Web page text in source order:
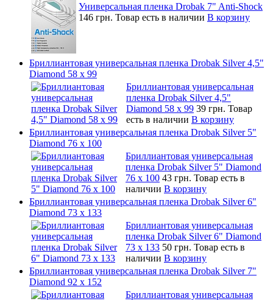
Универсальная пленка Drobak 7" Anti-Shock
146 грн. Товар есть в наличии В корзину
Бриллиантовая универсальная пленка Drobak Silver 4,5"
Diamond 58 х 99
Бриллиантовая универсальная
пленка Drobak Silver 4,5"
Diamond 58 х 99 39 грн. Товар
есть в наличии В корзину
Бриллиантовая универсальная пленка Drobak Silver 5"
Diamond 76 х 100
Бриллиантовая универсальная
пленка Drobak Silver 5" Diamond
76 х 100 43 грн. Товар есть в
наличии В корзину
Бриллиантовая универсальная пленка Drobak Silver 6"
Diamond 73 х 133
Бриллиантовая универсальная
пленка Drobak Silver 6" Diamond
73 х 133 50 грн. Товар есть в
наличии В корзину
Бриллиантовая универсальная пленка Drobak Silver 7"
Diamond 92 х 152
Бриллиантовая универсальная